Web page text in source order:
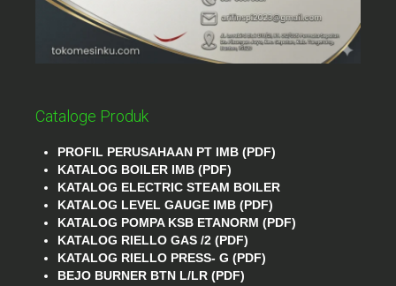
Cataloge Produk
PROFIL PERUSAHAAN PT IMB (PDF)
KATALOG BOILER IMB (PDF)
KATALOG ELECTRIC STEAM BOILER
KATALOG LEVEL GAUGE IMB (PDF)
KATALOG POMPA KSB ETANORM (PDF)
KATALOG RIELLO GAS /2 (PDF)
KATALOG RIELLO PRESS- G (PDF)
BEJO BURNER BTN L/LR (PDF)